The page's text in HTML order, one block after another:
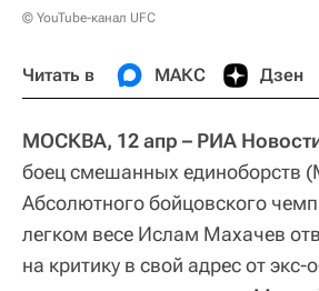
© YouTube-канал UFC
Читать в МАКС Дзен
МОСКВА, 12 апр – РИА
боец смешанных единоборств
Абсолютного бойцовского
легком весе Ислам Махачев
на критику в свой адрес от экс-